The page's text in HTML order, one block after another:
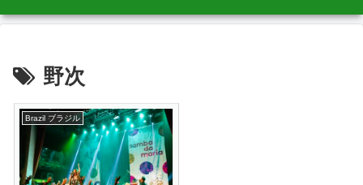
野次
Brazil ブラジル